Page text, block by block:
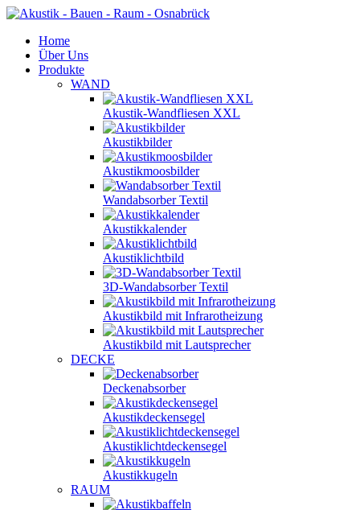
Home
Über Uns
Produkte
WAND
Akustik-Wandfliesen XXL
Akustikbilder
Akustikmoosbilder
Wandabsorber Textil
Akustikkalender
Akustiklichtbild
3D-Wandabsorber Textil
Akustikbild mit Infrarotheizung
Akustikbild mit Lautsprecher
DECKE
Deckenabsorber
Akustikdeckensegel
Akustiklichtdeckensegel
Akustikkugeln
RAUM